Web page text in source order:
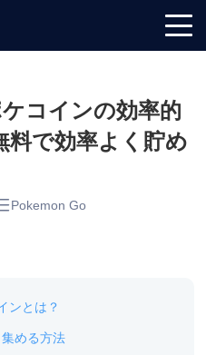
コインの効率的
料で効率よく貯め
Pokemon Go
ンとは？
める方法